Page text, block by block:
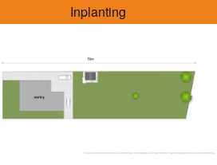
Inplanting